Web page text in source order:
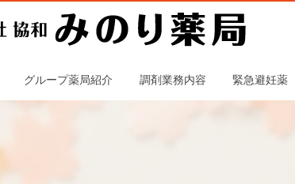
グループ薬局紹介 調剤業務内容 緊急避妊薬